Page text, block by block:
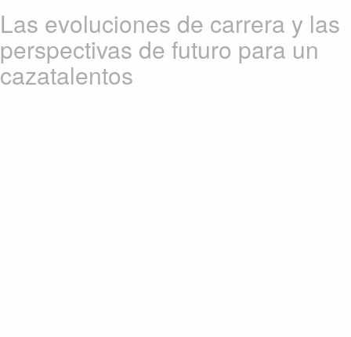
Las evoluciones de carrera y las
perspectivas de futuro para un
cazatalentos